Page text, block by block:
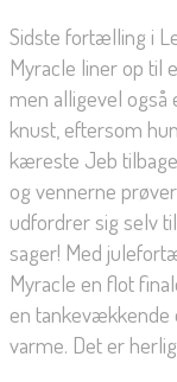
Sidste fortælling i
Myracle liner op til
men alligevel også
knust, eftersom
kæreste Jeb
og vennerne
udfordrer sig selv
sager! Med
Myracle en flot
en
varme. Det er